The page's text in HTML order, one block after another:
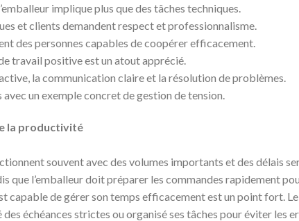
implique plus que des tâches techniques.
et clients demandent respect et professionnalisme.
des personnes capables de coopérer efficacement.
travail positive est un atout apprécié.
la communication claire et la résolution de problèmes.
un exemple concret de gestion de tension.
la productivité
souvent avec des volumes importants et des délais
que l’emballeur doit préparer les commandes rapidement
capable de gérer son temps efficacement est un point fort.
échéances strictes ou organisé ses tâches pour éviter les